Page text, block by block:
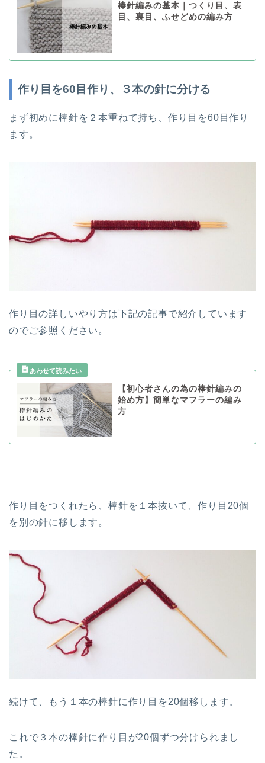
棒針編みの基本｜つくり目、表
目、裏目、ふせどめの編み方
作り目を60目作り、３本の針に分ける
まず初めに棒針を２本重ねて持ち、作り目を60目作り
ます。
作り目の詳しいやり方は下記の記事で紹介しています
のでご参照ください。
【初心者さんの為の棒針編みの
始め方】簡単なマフラーの編み
方
作り目をつくれたら、棒針を１本抜いて、作り目20個
を別の針に移します。
続けて、もう１本の棒針に作り目を20個移します。
これで３本の棒針に作り目が20個ずつ分けられまし
た。